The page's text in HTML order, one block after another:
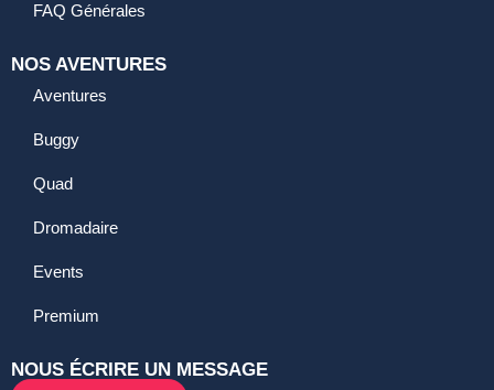
FAQ Générales
NOS AVENTURES
Aventures
Buggy
Quad
Dromadaire
Events
Premium
NOUS ÉCRIRE UN MESSAGE